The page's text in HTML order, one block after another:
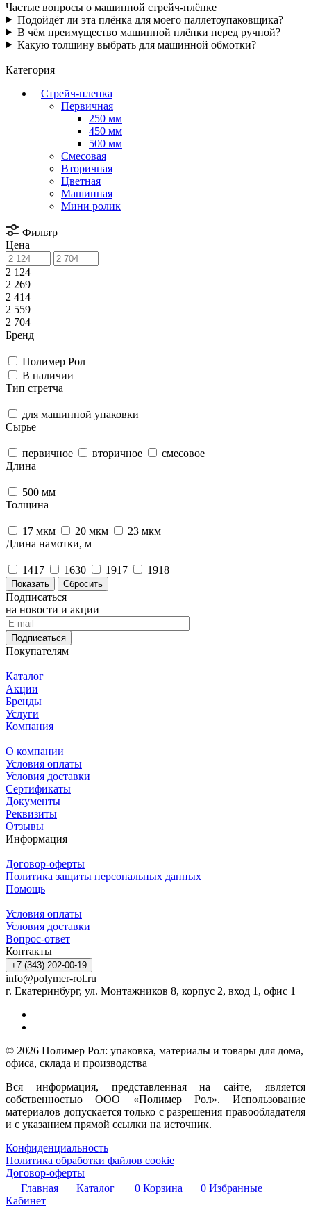
Частые вопросы о машинной стрейч-плёнке
Подойдёт ли эта плёнка для моего паллетоупаковщика?
В чём преимущество машинной плёнки перед ручной?
Какую толщину выбрать для машинной обмотки?
Категория
Стрейч-пленка
Первичная
250 мм
450 мм
500 мм
Смесовая
Вторичная
Цветная
Машинная
Мини ролик
Фильтр
Цена
2 124
2 269
2 414
2 559
2 704
Бренд
Полимер Рол
В наличии
Тип стретча
для машинной упаковки
Сырье
первичное вторичное
смесовое
Длина
500 мм
Толщина
17 мкм 20 мкм
23 мкм
Длина намотки, м
1417 1630 1917 1918
Сбросить
Подписаться
на новости и акции
Подписаться
Покупателям
Каталог
Акции
Бренды
Услуги
Компания
О компании
Условия оплаты
Условия доставки
Сертификаты
Документы
Реквизиты
Отзывы
Информация
Договор-оферты
Политика защиты персональных данных
Помощь
Условия оплаты
Условия доставки
Вопрос-ответ
Контакты
+7 (343) 202-00-19
info@polymer-rol.ru
г. Екатеринбург, ул. Монтажников 8, корпус 2, вход 1, офис 1
© 2026 Полимер Рол: упаковка, материалы и товары для дома,
офиса, склада и производства
Вся информация, представленная на сайте, является
собственностью ООО «Полимер Рол». Использование
материалов допускается только с разрешения правообладателя
и с указанием прямой ссылки на источник.
Конфиденциальность
Политика обработки файлов cookie
Договор-оферты
Главная
Каталог 0 Корзина 0 Избранные
Кабинет